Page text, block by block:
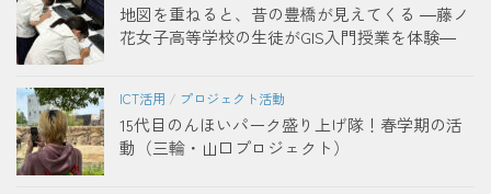
地図を重ねると、昔の豊橋が見えてくる ―藤ノ
花女子高等学校の生徒がGIS入門授業を体験―
ICT活用 / プロジェクト活動
15代目のんほいパーク盛り上げ隊！春学期の活
動（三輪・山口プロジェクト）